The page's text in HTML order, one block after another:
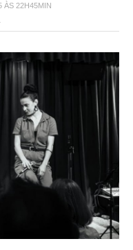
ÀS 22H45MIN